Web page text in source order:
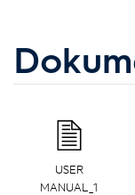
USER
MANUAL_1